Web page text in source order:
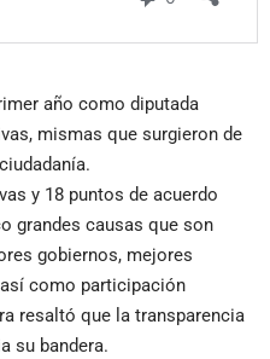
año como diputada
mismas que surgieron de
y 18 puntos de acuerdo
grandes causas que son
gobiernos, mejores
como participación
resaltó que la transparencia
su bandera.